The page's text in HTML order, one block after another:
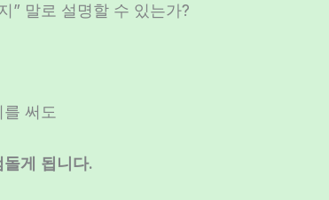
” 말로 설명할 수 있는가?
써도
게 됩니다.